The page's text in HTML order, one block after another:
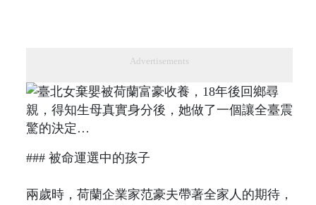
Advertisements
### 被命運選中的孩子
兩歲時，荷蘭企業家范豪夫帶著全家人的期待，